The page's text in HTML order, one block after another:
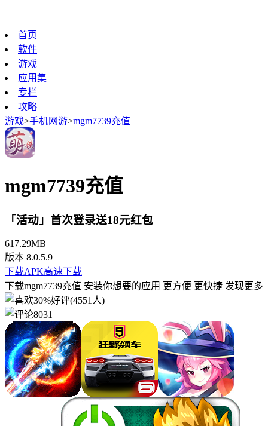
首页
软件
游戏
应用集
专栏
攻略
游戏>手机网游>mgm7739充值
mgm7739充值
「活动」首次登录送18元红包
617.29MB
版本 8.0.5.9
下载APK高速下载
下载mgm7739充值 安装你想要的应用 更方便 更快捷 发现更多
30%好评(4551人)
8031